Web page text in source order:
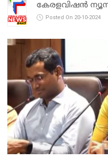
കേരളവിഷൻ
Posted On 20-10-2024